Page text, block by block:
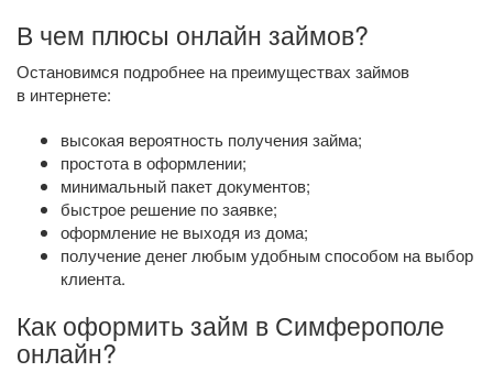
В чем плюсы онлайн займов?
Остановимся подробнее на преимуществах займов
в интернете:
высокая вероятность получения займа;
простота в оформлении;
минимальный пакет документов;
быстрое решение по заявке;
оформление не выходя из дома;
получение денег любым удобным способом на выбор
клиента.
Как оформить займ в Симферополе
онлайн?